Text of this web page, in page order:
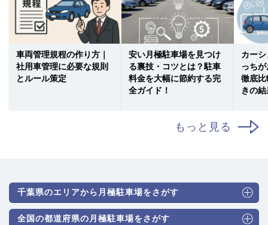
車両管理規程の作り方｜
社用車管理に必要な規則
とルール策定
安い月極駐車場を見つけ
る裏技・コツとは？駐車
料金を大幅に節約する完
全ガイド！
カー
っち
徹底
きの
もっと見る
千葉県のエリアから月極駐車場をさがす
全国の都道府県の月極駐車場をさがす